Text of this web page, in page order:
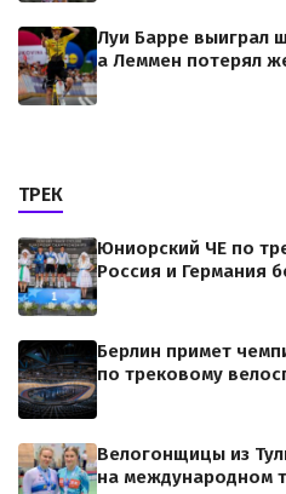
Луи Барре выиграл
а Леммен потерял
ТРЕК
Юниорский ЧЕ по
Россия и Германия
Берлин примет
по трековому
Велогонщицы из
на международном